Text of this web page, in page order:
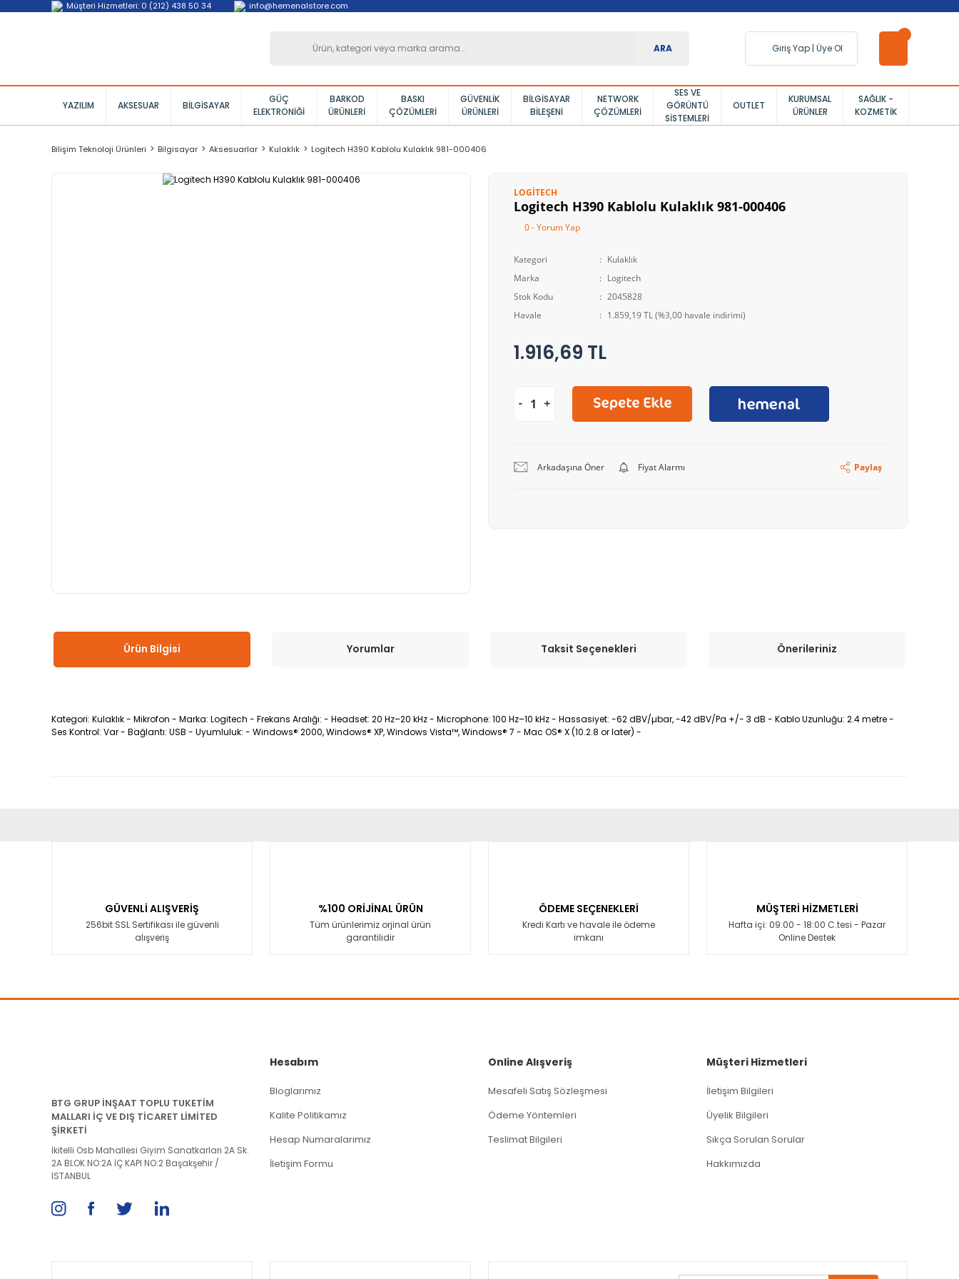
Müşteri Hizmetleri: 0 (212) 438 50 34 info@hemenalstore.com
ARA Giriş Yap | Üye Ol
YAZILIM AKSESUAR BILGISAYAR
GÜÇ
ELEKTRONIĞI
BARKOD
ÜRÜNLERI
BASKI
ÇÖZÜMLERI
GÜVENLIK
ÜRÜNLERI
BILGISAYAR
BILEŞENI
NETWORK
ÇÖZÜMLERI
SES VE
GÖRÜNTÜ
SISTEMLERI
OUTLET
KURUMSAL
ÜRÜNLER
SAĞLIK -
KOZMETIK
Bilişim Teknoloji Ürünleri Bilgisayar Aksesuarlar Kulaklık Logitech H390 Kablolu Kulaklık 981-000406
LOGITECH
Logitech H390 Kablolu Kulaklık 981-000406
0 - Yorum Yap
Kategori
Kulaklık
Marka
Logitech
Stok Kodu
2045828
Havale
1.859,19 TL (%3,00 havale indirimi)
1.916,69 TL
Arkadaşına Öner Fiyat Alarmı Paylaş
Ürün Bilgisi Yorumlar Taksit Seçenekleri Önerileriniz
Kategori: Kulaklık - Mikrofon - Marka: Logitech - Frekans Aralığı: - Headset: 20 Hz–20 kHz - Microphone: 100 Hz–10 kHz - Hassasiyet: -62 dBV/µbar, -42 dBV/Pa +/- 3 dB - Kablo Uzunluğu: 2.4 metre -
Ses Kontrol: Var - Bağlantı: USB - Uyumluluk: - Windows® 2000, Windows® XP, Windows Vista™, Windows® 7 - Mac OS® X (10.2.8 or later) -
Ürün bilgilerinde hatalar bulunuyor.
Ürün fiyatı diğer sitelerden daha pahalı.
GÜVENLİ ALIŞVERİŞ
256bit SSL Sertifikası ile güvenli
alışveriş
%100 ORİJİNAL ÜRÜN
Tüm ürünlerimiz orjinal ürün
garantilidir
ÖDEME SEÇENEKLERİ
Kredi Kartı ve havale ile ödeme
imkanı
MÜŞTERİ HİZMETLERİ
Hafta içi: 09:00 - 18:00 C.tesi - Pazar
Online Destek
BTG GRUP İNŞAAT TOPLU TUKETİM
MALLARI İÇ VE DIŞ TİCARET LİMİTED
ŞİRKETİ
İkitelli Osb Mahallesi Giyim Sanatkarları 2A Sk.
2A BLOK NO:2A İÇ KAPI NO:2 Başakşehir /
İSTANBUL
Hesabım
Bloglarımız
Kalite Politikamız
Hesap Numaralarımız
İletişim Formu
Online Alışveriş
Mesafeli Satış Sözleşmesi
Ödeme Yöntemleri
Teslimat Bilgileri
Müşteri Hizmetleri
İletişim Bilgileri
Üyelik Bilgileri
Sıkça Sorulan Sorular
Hakkımızda